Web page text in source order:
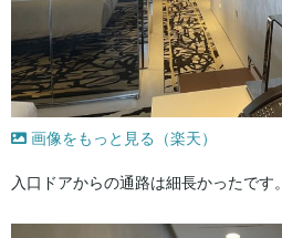
画像をもっと見る（楽天）
入口ドアからの通路は細長かったです。